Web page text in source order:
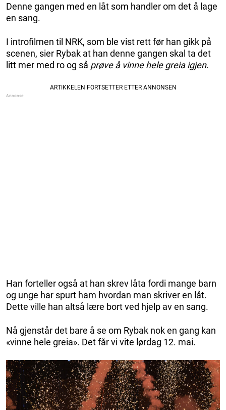
Denne gangen med en låt som handler om det å lage
en sang.
I introfilmen til NRK, som ble vist rett før han gikk på
scenen, sier Rybak at han denne gangen skal ta det
litt mer med ro og så prøve å vinne hele greia igjen.
Han forteller også at han skrev låta fordi mange barn
og unge har spurt ham hvordan man skriver en låt.
Dette ville han altså lære bort ved hjelp av en sang.
Nå gjenstår det bare å se om Rybak nok en gang kan
«vinne hele greia». Det får vi vite lørdag 12. mai.